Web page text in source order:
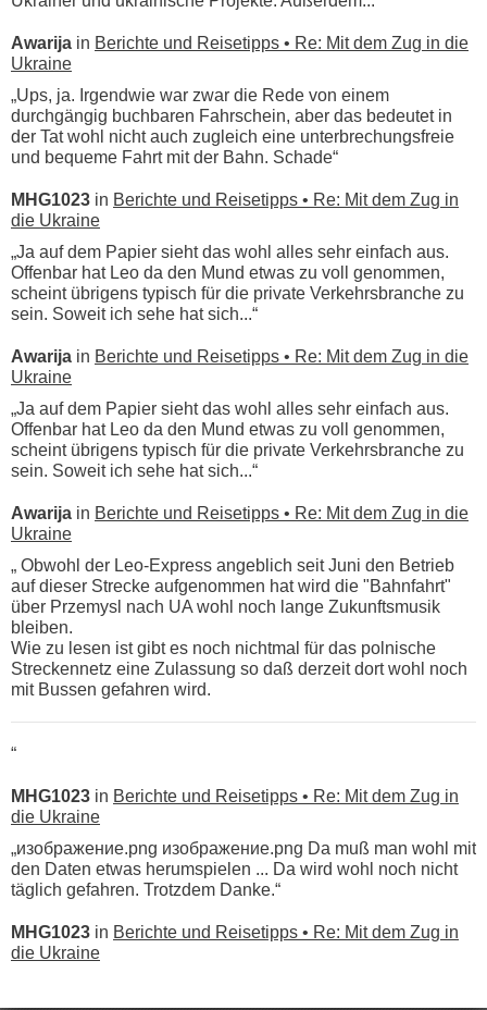
Awarija in Berichte und Reisetipps • Re: Mit dem Zug in die
Ukraine
„Ups, ja. Irgendwie war zwar die Rede von einem
durchgängig buchbaren Fahrschein, aber das bedeutet in
der Tat wohl nicht auch zugleich eine unterbrechungsfreie
und bequeme Fahrt mit der Bahn. Schade“
MHG1023 in Berichte und Reisetipps • Re: Mit dem Zug in
die Ukraine
„Ja auf dem Papier sieht das wohl alles sehr einfach aus.
Offenbar hat Leo da den Mund etwas zu voll genommen,
scheint übrigens typisch für die private Verkehrsbranche zu
sein. Soweit ich sehe hat sich...“
Awarija in Berichte und Reisetipps • Re: Mit dem Zug in die
Ukraine
„Ja auf dem Papier sieht das wohl alles sehr einfach aus.
Offenbar hat Leo da den Mund etwas zu voll genommen,
scheint übrigens typisch für die private Verkehrsbranche zu
sein. Soweit ich sehe hat sich...“
Awarija in Berichte und Reisetipps • Re: Mit dem Zug in die
Ukraine
„ Obwohl der Leo-Express angeblich seit Juni den Betrieb
auf dieser Strecke aufgenommen hat wird die "Bahnfahrt"
über Przemysl nach UA wohl noch lange Zukunftsmusik
bleiben.
Wie zu lesen ist gibt es noch nichtmal für das polnische
Streckennetz eine Zulassung so daß derzeit dort wohl noch
mit Bussen gefahren wird.
“
MHG1023 in Berichte und Reisetipps • Re: Mit dem Zug in
die Ukraine
„изображение.png изображение.png Da muß man wohl mit
den Daten etwas herumspielen ... Da wird wohl noch nicht
täglich gefahren. Trotzdem Danke.“
MHG1023 in Berichte und Reisetipps • Re: Mit dem Zug in
die Ukraine